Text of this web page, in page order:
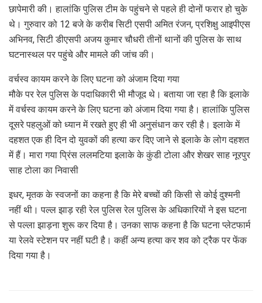
छापेमारी की। हालांकि पुलिस टीम के पहुंचने से पहले ही दोनों फरार हो चुके
थे। गुरुवार को 12 बजे के करीब सिटी एसपी अमित रंजन, प्रशिक्षु आइपीएस
अभिनव, सिटी डीएसपी अजय कुमार चौधरी तीनों थानों की पुलिस के साथ
घटनास्थल पर पहुंचे और मामले की जांच की।
वर्चस्व कायम करने के लिए घटना को अंजाम दिया गया
मौके पर रेल पुलिस के पदाधिकारी भी मौजूद थे। बताया जा रहा है कि इलाके
में वर्चस्व कायम करने के लिए घटना को अंजाम दिया गया है। हालांकि पुलिस
दूसरे पहलुओं को ध्यान में रखते हुए ही भी अनुसंधान कर रही है। इलाके में
दहशत एक ही दिन दो युवकों की हत्या कर दिए जाने से इलाके के लोग दहशत
में हैं। मारा गया प्रिंस ललमटिया इलाके के कुंडी टोला और शेखर साह नूरपुर
साह टोला का निवासी
इधर, मृतक के स्वजनों का कहना है कि मेरे बच्चों की किसी से कोई दुश्मनी
नहीं थी। पल्ल झाड़ रही रेल पुलिस रेल पुलिस के अधिकारियों ने इस घटना
से पल्ला झाड़ना शुरू कर दिया है। उनका साफ कहना है कि घटना प्लेटफार्म
या रेलवे स्टेशन पर नहीं घटी है। कहीं अन्य हत्या कर शव को ट्रैक पर फेंक
दिया गया है।